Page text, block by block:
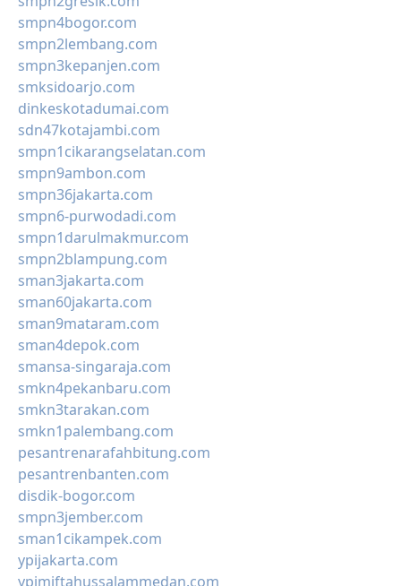
smpn4bogor.com
smpn2lembang.com
smpn3kepanjen.com
smksidoarjo.com
dinkeskotadumai.com
sdn47kotajambi.com
smpn1cikarangselatan.com
smpn9ambon.com
smpn36jakarta.com
smpn6-purwodadi.com
smpn1darulmakmur.com
smpn2blampung.com
sman3jakarta.com
sman60jakarta.com
sman9mataram.com
sman4depok.com
smansa-singaraja.com
smkn4pekanbaru.com
smkn3tarakan.com
smkn1palembang.com
pesantrenarafahbitung.com
pesantrenbanten.com
disdik-bogor.com
smpn3jember.com
sman1cikampek.com
ypijakarta.com
ypimiftahussalammedan.com